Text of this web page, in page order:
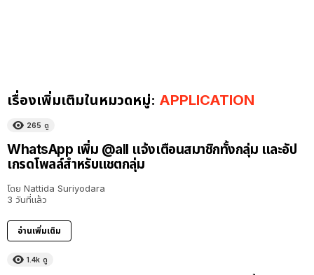
เรื่องเพิ่มเติมในหมวดหมู่: APPLICATION
265 ดู
WhatsApp เพิ่ม @all แจ้งเตือนสมาชิกทั้งกลุ่ม และอัป
เกรดโพลล์สำหรับแชตกลุ่ม
โดย Nattida Suriyodara
3 วันที่แล้ว
อ่านเพิ่มเติม
1.4k ดู